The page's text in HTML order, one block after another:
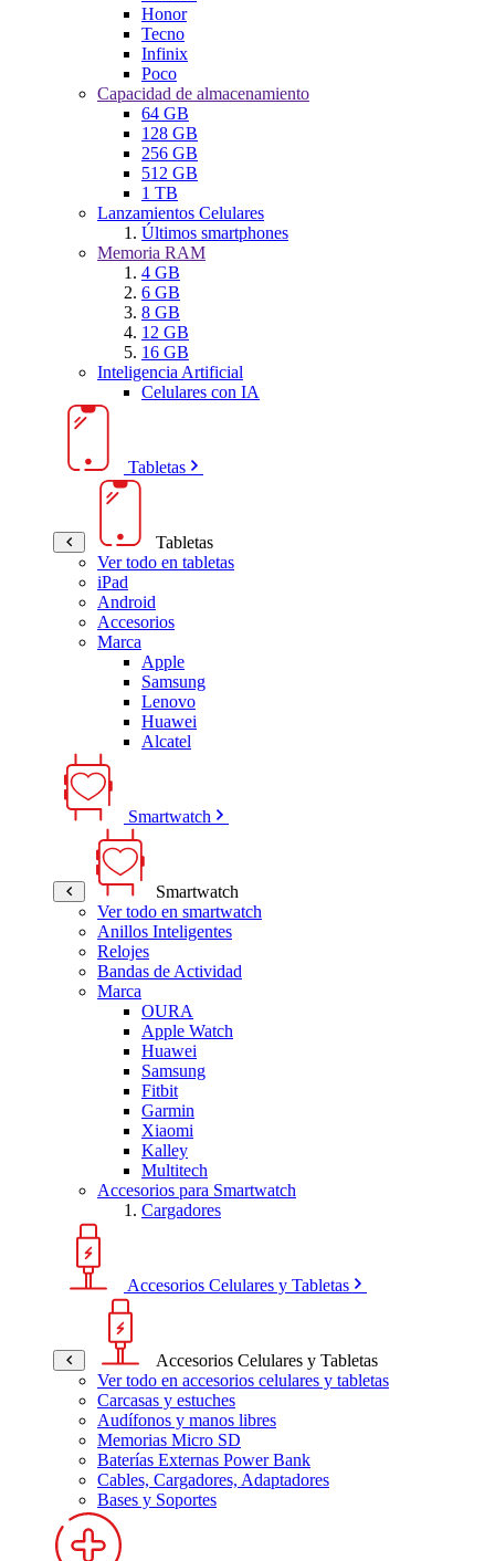
Honor
Tecno
Infinix
Poco
Capacidad de almacenamiento
64 GB
128 GB
256 GB
512 GB
1 TB
Lanzamientos Celulares
Últimos smartphones
Memoria RAM
4 GB
6 GB
8 GB
12 GB
16 GB
Inteligencia Artificial
Celulares con IA
Tabletas
Tabletas
Ver todo en tabletas
iPad
Android
Accesorios
Marca
Apple
Samsung
Lenovo
Huawei
Alcatel
Smartwatch
Smartwatch
Ver todo en smartwatch
Anillos Inteligentes
Relojes
Bandas de Actividad
Marca
OURA
Apple Watch
Huawei
Samsung
Fitbit
Garmin
Xiaomi
Kalley
Multitech
Accesorios para Smartwatch
Cargadores
Accesorios Celulares y Tabletas
Accesorios Celulares y Tabletas
Ver todo en accesorios celulares y tabletas
Carcasas y estuches
Audífonos y manos libres
Memorias Micro SD
Baterías Externas Power Bank
Cables, Cargadores, Adaptadores
Bases y Soportes